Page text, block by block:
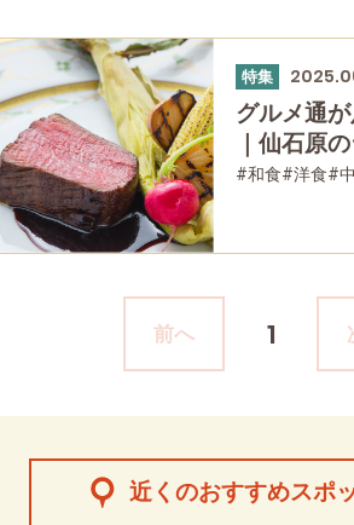
特集
グルメ通
｜仙石原
#和食#洋食#
前へ 1
近くのおすすめスポ